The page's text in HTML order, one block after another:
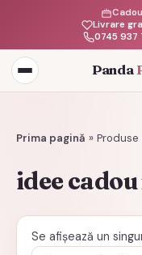
Livrare
0745 937
Deschide
meniul
Panda
Prima pagină »
idee
Se afișează un